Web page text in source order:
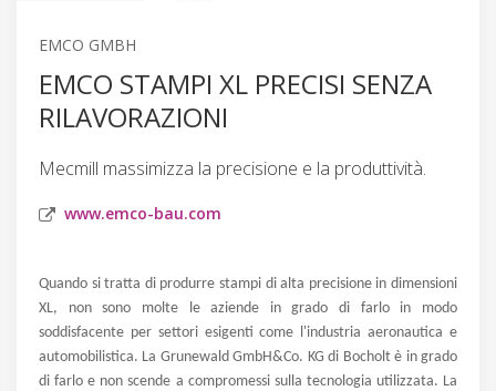
EMCO GMBH
EMCO STAMPI XL PRECISI SENZA
RILAVORAZIONI
Mecmill massimizza la precisione e la produttività.
www.emco-bau.com
Quando si tratta di produrre stampi di alta precisione in dimensioni
XL, non sono molte le aziende in grado di farlo in modo
soddisfacente per settori esigenti come l'industria aeronautica e
automobilistica. La Grunewald GmbH&Co. KG di Bocholt è in grado
di farlo e non scende a compromessi sulla tecnologia utilizzata. La